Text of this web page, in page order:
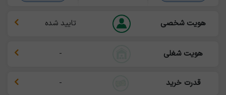
هویت شخصی تایید شده
هویت شغلی -
قدرت خرید -